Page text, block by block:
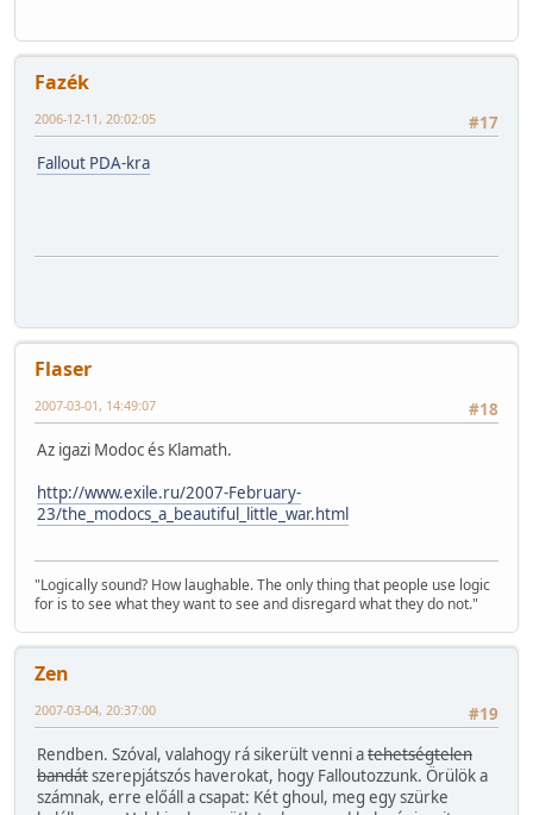
Fazék
#17
2006-12-11, 20:02:05
Fallout PDA-kra
Flaser
#18
2007-03-01, 14:49:07
Az igazi Modoc és Klamath.
http://www.exile.ru/2007-February-
23/the_modocs_a_beautiful_little_war.html
"Logically sound? How laughable. The only thing that people use logic
for is to see what they want to see and disregard what they do not."
Zen
#19
2007-03-04, 20:37:00
Rendben. Szóval, valahogy rá sikerült venni atehetségtelen
bandátszerepjátszós haverokat, hogy Falloutozzunk. Örülök a
számnak, erre előáll a csapat: Két ghoul, meg egy szürke